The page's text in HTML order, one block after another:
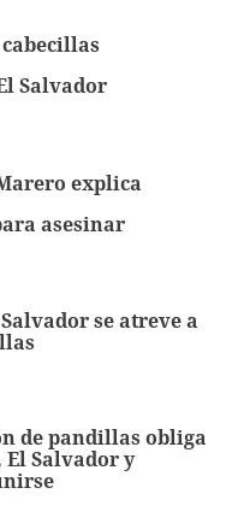
Salvador
explica
asesinar
se atreve a
de pandillas obliga
El Salvador y